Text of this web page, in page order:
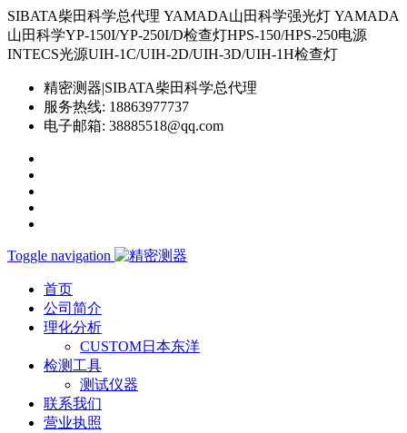
SIBATA柴田科学总代理 YAMADA山田科学强光灯 YAMADA
山田科学YP-150I/YP-250I/D检查灯HPS-150/HPS-250电源
INTECS光源UIH-1C/UIH-2D/UIH-3D/UIH-1H检查灯
精密测器|SIBATA柴田科学总代理
服务热线: 18863977737
电子邮箱: 38885518@qq.com
Toggle navigation
首页
公司简介
理化分析
CUSTOM日本东洋
检测工具
测试仪器
联系我们
营业执照